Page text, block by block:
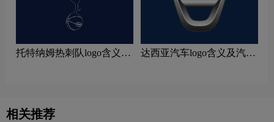
托特纳姆热刺队logo含义及
达西亚汽车logo含义及汽车
相关推荐